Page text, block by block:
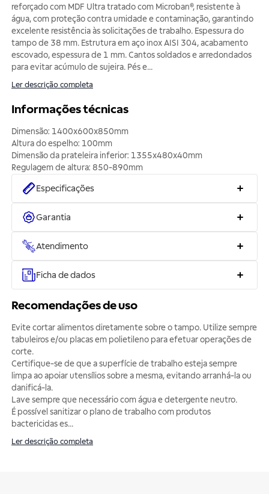
reforçado com MDF Ultra tratado com Microban®, resistente à
água, com proteção contra umidade e contaminação, garantindo
excelente resistência às solicitações de trabalho. Espessura do
tampo de 38 mm. Estrutura em aço inox AISI 304, acabamento
escovado, espessura de 1 mm. Cantos soldados e arredondados
para evitar acúmulo de sujeira. Pés e...
Ler descrição completa
Informações técnicas
Dimensão: 1400x600x850mm
Altura do espelho: 100mm
Dimensão da prateleira inferior: 1355x480x40mm
Regulagem de altura: 850-890mm
Especificações
Garantia
Atendimento
Ficha de dados
Recomendações de uso
Evite cortar alimentos diretamente sobre o tampo. Utilize sempre
tabuleiros e/ou placas em polietileno para efetuar operações de
corte.
Certifique-se de que a superfície de trabalho esteja sempre
limpa ao apoiar utensílios sobre a mesma, evitando arranhá-la ou
danificá-la.
Lave sempre que necessário com água e detergente neutro.
É possível sanitizar o plano de trabalho com produtos
bactericidas es...
Ler descrição completa